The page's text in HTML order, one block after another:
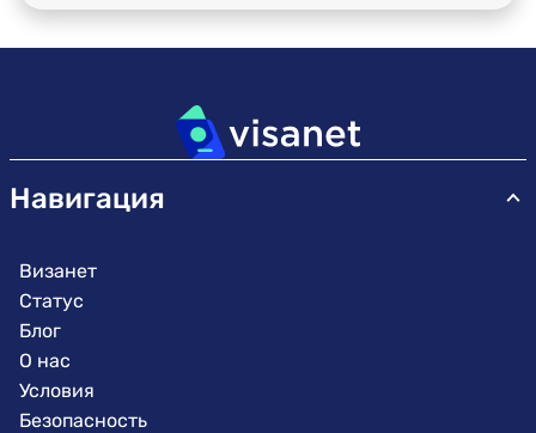
Навигация
Визанет
Статус
Блог
О нас
Условия
Безопасность